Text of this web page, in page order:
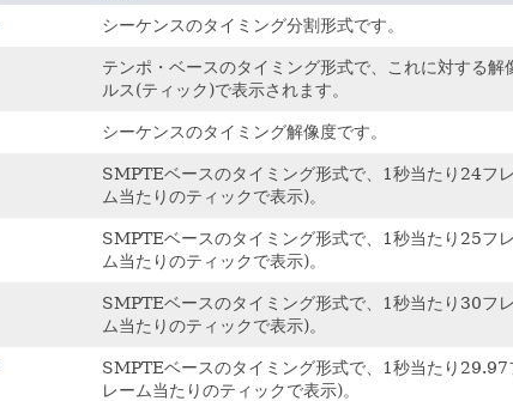
シーケンスのタイミング分割形式です。
テンポ・ベースのタイミング形式で、これに対する解
ルス(ティック)で表示されます。
シーケンスのタイミング解像度です。
SMPTEベースのタイミング形式で、1秒当たり24フ
ム当たりのティックで表示)。
SMPTEベースのタイミング形式で、1秒当たり25フ
ム当たりのティックで表示)。
SMPTEベースのタイミング形式で、1秒当たり30フ
ム当たりのティックで表示)。
SMPTEベースのタイミング形式で、1秒当たり29.97
レーム当たりのティックで表示)。